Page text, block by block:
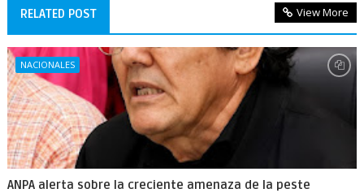
RELATED POST View More
NACIONALES
ANPA alerta sobre la creciente amenaza de la peste